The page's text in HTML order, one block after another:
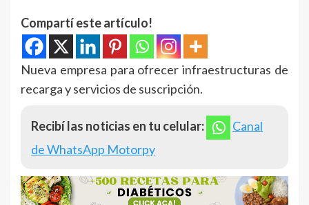
Compartí este artículo!
Nueva empresa para ofrecer infraestructuras de
recarga y servicios de suscripción.
Recibí las noticias en tu celular:
Canal
de WhatsApp Motorpy